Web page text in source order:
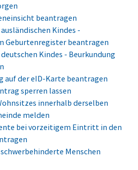
beantragen
Kindes -
Geburtenregister beantragen
Kindes - Beurkundung
auf der eID-Karte beantragen
sperren lassen
innerhalb derselben
melden
bei vorzeitigem Eintritt in den
Menschen